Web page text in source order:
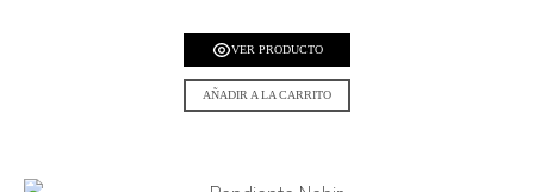
VER PRODUCTO
AÑADIR A LA CARRITO